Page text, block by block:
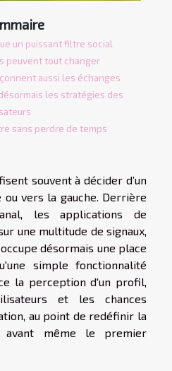
un puissant filtre social
peuvent tout changer
aussi les échanges
les stratégies des
sans perdre de temps
souvent à décider d’un
vers la gauche. Derrière
les applications de
une multitude de signaux,
désormais une place
simple fonctionnalité
la perception d'un profil,
et les chances
au point de redéfinir la
avant même le premier